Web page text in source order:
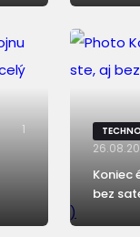
1
)
Koniec
bez